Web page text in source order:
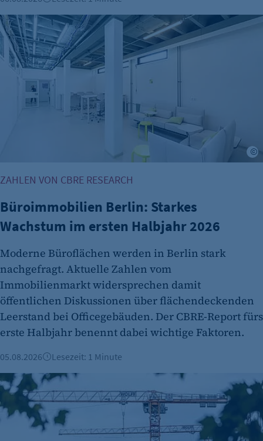
Cookie Laufzeit:
1 Jahr
et_oi_v2
Anbieter:
etracker GmbH
Cookie Erkennung
Cookie Laufzeit:
2 Jahre
etracker Analytics
Name:
et_allow_cookies
Anbieter:
etracker GmbH
Zweck:
Es erlaubt eTracker Cookies zu setzen.
Büroimmobilien Berlin: Starkes Wachstum im ersten
ZAHLEN VON CBRE RESEARCH
Büroimmobilien Berlin: Starkes
Wachstum im ersten Halbjahr 2026
Moderne Büroflächen werden in Berlin stark
nachgefragt. Aktuelle Zahlen vom
Immobilienmarkt widersprechen damit
öffentlichen Diskussionen über flächendeckenden
Leerstand bei Officegebäuden. Der CBRE-Report fürs
erste Halbjahr benennt dabei wichtige Faktoren.
05.08.2026 Lesezeit: 1 Minute
Berliner Immobilienmarkt 2025: Mehr Verkäufe und stabile